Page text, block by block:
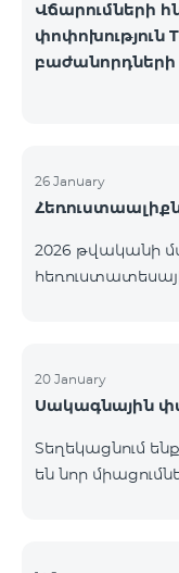
Վճարումների
փոփոխություն
26 January
2026 թվականի
մուլտիպլեքս
կլինեն միայն
մարմինների
իրականացվում
20 January
Սակագնային
Տեղեկացնում
են նոր